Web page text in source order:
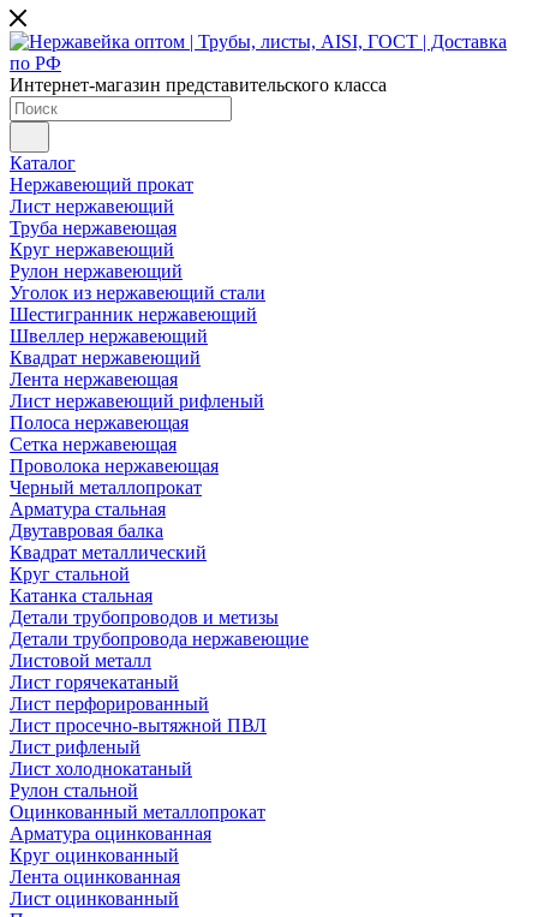
Интернет-магазин представительского класса
Каталог
Нержавеющий прокат
Лист нержавеющий
Труба нержавеющая
Круг нержавеющий
Рулон нержавеющий
Уголок из нержавеющий стали
Шестигранник нержавеющий
Швеллер нержавеющий
Квадрат нержавеющий
Лента нержавеющая
Лист нержавеющий рифленый
Полоса нержавеющая
Сетка нержавеющая
Проволока нержавеющая
Черный металлопрокат
Арматура стальная
Двутавровая балка
Квадрат металлический
Круг стальной
Катанка стальная
Детали трубопроводов и метизы
Детали трубопровода нержавеющие
Листовой металл
Лист горячекатаный
Лист перфорированный
Лист просечно-вытяжной ПВЛ
Лист рифленый
Лист холоднокатаный
Рулон стальной
Оцинкованный металлопрокат
Арматура оцинкованная
Круг оцинкованный
Лента оцинкованная
Лист оцинкованный